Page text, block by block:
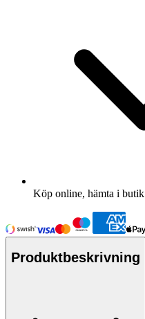
Köp online, hämta i butik
Produktbeskrivning